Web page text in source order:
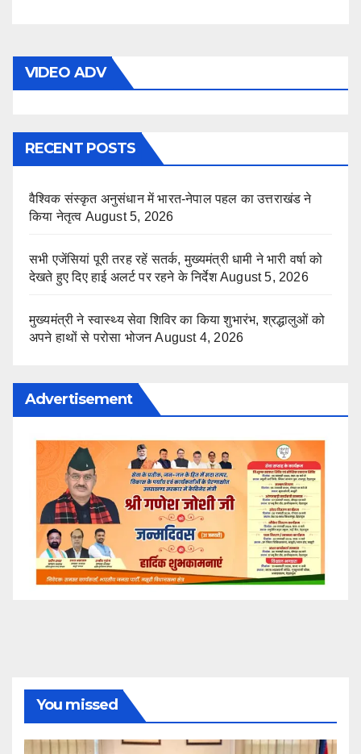
VIDEO ADV
RECENT POSTS
वैश्विक संस्कृत अनुसंधान में भारत-नेपाल पहल का उत्तराखंड ने
किया नेतृत्व August 5, 2026
सभी एजेंसियां पूरी तरह रहें सतर्क, मुख्यमंत्री धामी ने भारी वर्षा को
देखते हुए दिए हाई अलर्ट पर रहने के निर्देश August 5, 2026
मुख्यमंत्री ने स्वास्थ्य सेवा शिविर का किया शुभारंभ, श्रद्धालुओं को
अपने हाथों से परोसा भोजन August 4, 2026
Advertisement
You missed